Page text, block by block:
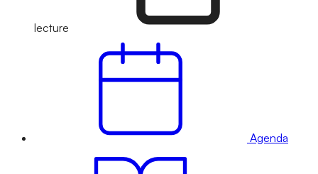
lecture
Agenda